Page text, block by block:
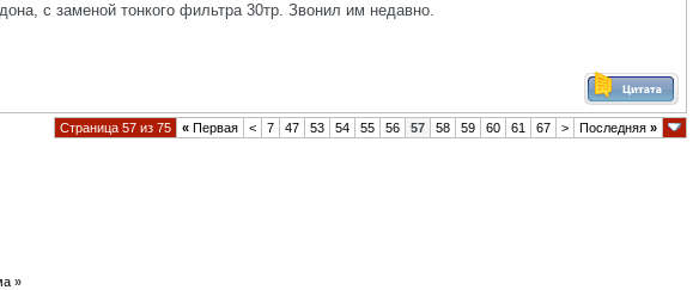
с заменой тонкого фильтра 30тр. Звонил им недавно.
Страница 57 из 75 « Первая < 7 47 53 54 55 56 57 58 59 60 61 67 > Последняя »
»